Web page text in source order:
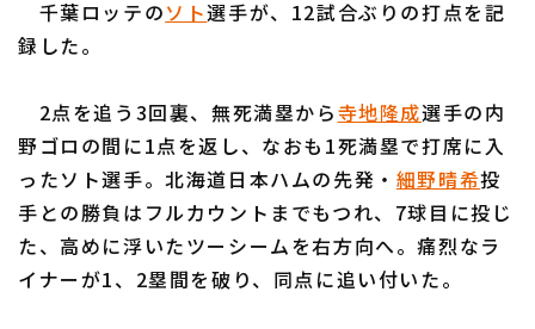
埼玉西武ライオンズ
オリックス・バファローズ
福岡ソフトバンクホークス
設定
千葉ロッテのソト選手が、12試合ぶりの打点を記
録した。
2点を追う3回裏、無死満塁から寺地隆成選手の内
野ゴロの間に1点を返し、なおも1死満塁で打席に入
ったソト選手。北海道日本ハムの先発・ 細野晴希投
手との勝負はフルカウントまでもつれ、7球目に投じ
た、高めに浮いたツーシームを右方向へ。痛烈なラ
イナーが1、2塁間を破り、同点に追い付いた。